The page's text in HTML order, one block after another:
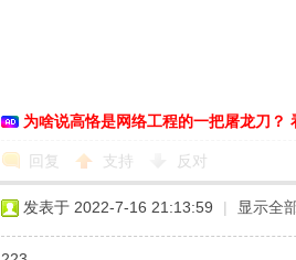
为啥说高恪是网络工程的一把屠龙刀？
回复 支持 反对
发表于 2022-7-16 21:13:59 | 显示全